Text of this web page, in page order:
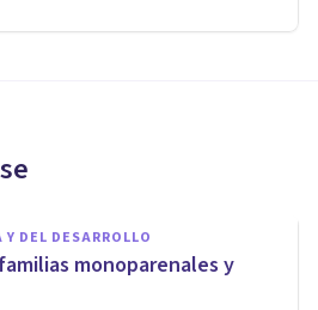
DEL DESARROLLO
monoparenales y